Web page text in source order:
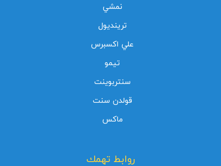
نمشي
ترينديول
علي اكسبرس
تيمو
سنتربوينت
قولدن سنت
ماكس
روابط تهمك